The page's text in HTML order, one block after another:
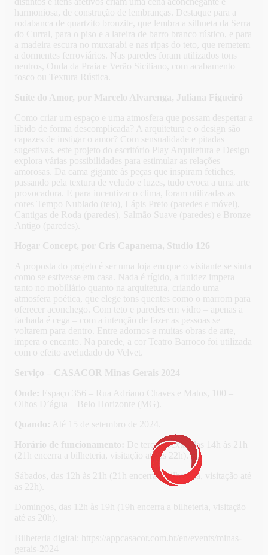
harmoniosa, de construção de lembranças. Destaque para a
rodabanca de quartzito bronzite, que lembra a silhueta da Serra
do Curral, para o piso e a lareira de barro branco rústico, e para
a madeira escura no muxarabi e nas ripas do teto, que remetem
a dormentes ferroviários. Nas paredes foram utilizados tons
neutros, Onda da Praia e Verão Siciliano, com acabamento
fosco ou Textura Rústica.
Suíte do Amor, por Marcelo Alvarenga, Juliana Figueiró
Como criar um espaço e uma atmosfera que possam despertar a
libido de forma descomplicada? A arquitetura e o design são
capazes de instigar o amor? Com sensualidade e pitadas
sugestivas, este projeto do escritório Play Arquitetura e Design
explora várias possibilidades para estimular as relações
amorosas. Da cama gigante às peças que inspiram fetiches,
passando pela textura de veludo e luzes, tudo evoca a uma arte
provocadora. E para incentivar o clima, foram utilizadas as
cores Tempo Nublado (teto), Lápis Preto (paredes e móvel),
Cantigas de Roda (paredes), Salmão Suave (paredes) e Bronze
Antigo (paredes).
Hogar Concept, por Cris Capanema, Studio 126
A proposta do projeto é ser uma loja em que o visitante se sinta
como se estivesse em casa. Nada é rígido, a fluidez impera
tanto no mobiliário quanto na arquitetura, criando uma
atmosfera poética, que elege tons quentes como o marrom para
oferecer aconchego. Com teto e paredes em vidro – apenas a
fachada é cega – com a intenção de fazer as pessoas se
voltarem para dentro. Entre adornos e muitas obras de arte,
impera o encanto. Na parede, a cor Teatro Barroco foi utilizada
com o efeito aveludado do Velvet.
Serviço – CASACOR Minas Gerais 2024
Onde:
Espaço 356 – Rua Adriano Chaves e Matos, 100 –
Olhos D’água – Belo Horizonte (MG).
Quando: Até 15 de setembro de 2024.
Horário de funcionamento:
De terça a sexta, das 14h às 21h
(21h encerra a bilheteria, visitação até as 22h).
Sábados, das 12h às 21h (21h encerra a bilheteria, visitação até
as 22h).
Domingos, das 12h às 19h (19h encerra a bilheteria, visitação
até as 20h).
Bilheteria digital: https://appcasacor.com.br/en/events/minas-
gerais-2024